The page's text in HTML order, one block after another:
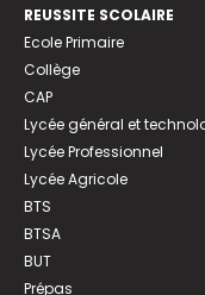
REUSSITE SCOLAIRE
Ecole Primaire
Collège
CAP
Lycée général et
Lycée Professionnel
Lycée Agricole
BTS
BTSA
BUT
Prépas